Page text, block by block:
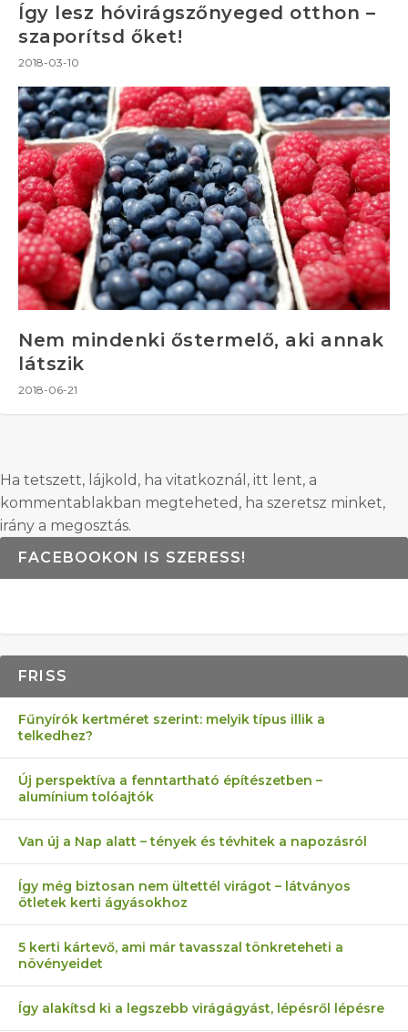
Így lesz hóvirágszőnyeged otthon –
szaporítsd őket!
2018-03-10
Nem mindenki őstermelő, aki annak
látszik
2018-06-21
Ha tetszett, lájkold, ha vitatkoznál, itt lent, a
kommentablakban megteheted, ha szeretsz minket,
irány a megosztás.
FACEBOOKON IS SZERESS!
FRISS
Fűnyírók kertméret szerint: melyik típus illik a
telkedhez?
Új perspektíva a fenntartható építészetben –
alumínium tolóajtók
Van új a Nap alatt – tények és tévhitek a napozásról
Így még biztosan nem ültettél virágot – látványos
ötletek kerti ágyásokhoz
5 kerti kártevő, ami már tavasszal tönkreteheti a
növényeidet
Így alakítsd ki a legszebb virágágyást, lépésről lépésre